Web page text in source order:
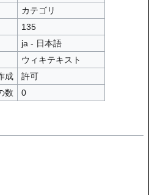
カテゴリ
135
ja - 日本語
ウィキテキスト
成
許可
数
0